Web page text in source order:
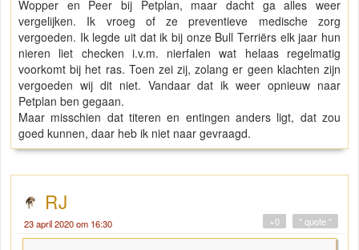
Wopper en Peer bij Petplan, maar dacht ga alles weer
vergelijken. Ik vroeg of ze preventieve medische zorg
vergoeden. Ik legde uit dat ik bij onze Bull Terriërs elk jaar hun
nieren liet checken i.v.m. nierfalen wat helaas regelmatig
voorkomt bij het ras. Toen zei zij, zolang er geen klachten zijn
vergoeden wij dit niet. Vandaar dat ik weer opnieuw naar
Petplan ben gegaan.
Maar misschien dat titeren en entingen anders ligt, dat zou
goed kunnen, daar heb ik niet naar gevraagd.
RJ
23 april 2020 om 16:30 " quote "
+0